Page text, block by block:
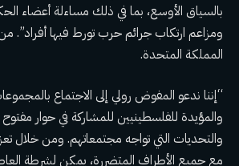
بالسياق الأوسع، بما في ذلك مساءلة أعضاء
ومزاعم ارتكاب جرائم حرب تورط فيها أفراد”.
المملكة المتحدة.
“إننا ندعو المفوض رولي إلى الاجتماع
والمؤيدة للفلسطينيين للمشاركة في حوار
والتحديات التي تواجه مجتمعاتهم. ومن خلال
مع جميع الأطراف المتضررة، يمكن لشرطة